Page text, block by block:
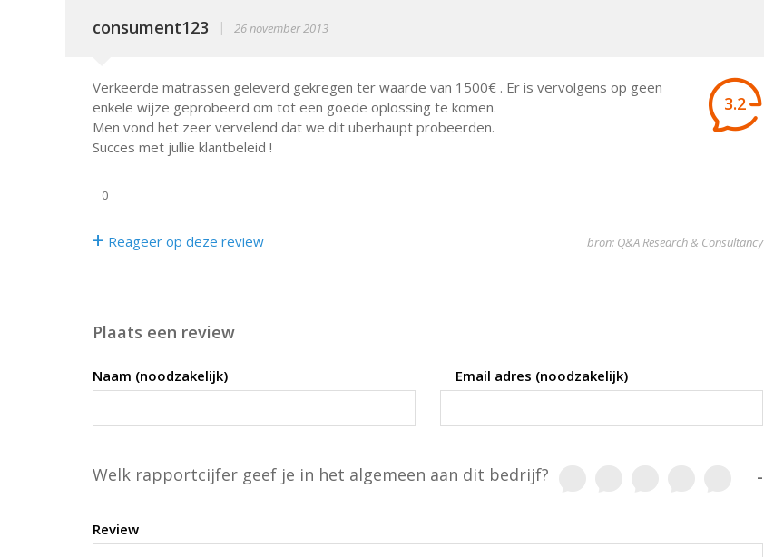
consument123 | 26 november 2013
Verkeerde matrassen geleverd gekregen ter waarde van 1500€ . Er is vervolgens op geen
enkele wijze geprobeerd om tot een goede oplossing te komen.
Men vond het zeer vervelend dat we dit uberhaupt probeerden.
Succes met jullie klantbeleid !
3.2
0
+ Reageer op deze review bron: Q&A Research & Consultancy
Plaats een review
Naam (noodzakelijk) Email adres (noodzakelijk)
Welk rapportcijfer geef je in het algemeen aan dit bedrijf? -
Review